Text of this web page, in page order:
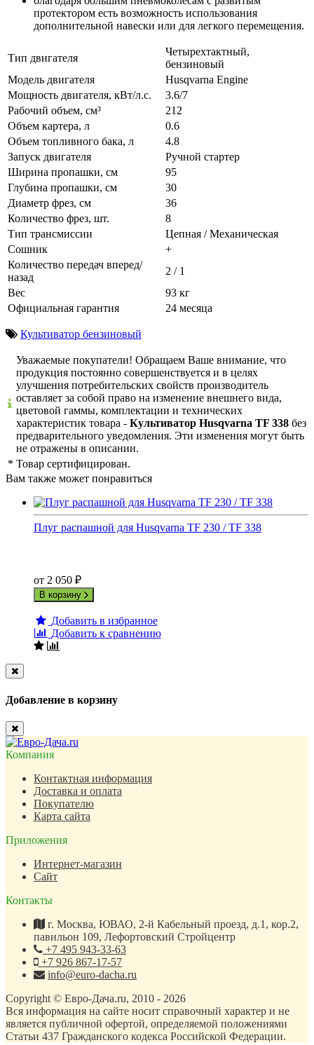
протектором есть возможность использования
дополнительной навески или для легкого перемещения.
Тип двигателя
Четырехтактный,
бензиновый
Модель двигателя
Husqvarna Engine
Мощность двигателя, кВт/л.с.
3.6/7
Рабочий объем, см³
212
Объем картера, л
0.6
Объем топливного бака, л
4.8
Запуск двигателя
Ручной стартер
Ширина пропашки, см
95
Глубина пропашки, см
30
Диаметр фрез, см
36
Количество фрез, шт.
8
Тип трансмиссии
Цепная / Механическая
Сошник
+
Количество передач вперед/
назад
2 / 1
Вес
93 кг
Официальная гарантия
24 месяца
Культиватор бензиновый
Уважаемые покупатели! Обращаем Ваше внимание, что
продукция постоянно совершенствуется и в целях
улучшения потребительских свойств производитель
оставляет за собой право на изменение внешнего вида,
цветовой гаммы, комплектации и технических
характеристик товара - Культиватор Husqvarna TF 338 без
предварительного уведомления. Эти изменения могут быть
не отражены в описании.
* Товар сертифицирован.
Вам также может понравиться
Плуг распашной для Husqvarna TF 230 / TF 338
от 2 050 ₽
В корзину
Добавить в избранное
Добавить к сравнению
Close
Добавление в корзину
Close
Компания
Контактная информация
Доставка и оплата
Покупателю
Карта сайта
Приложения
Интернет-магазин
Сайт
Контакты
г. Москва, ЮВАО, 2-й Кабельный проезд, д.1, кор.2,
павильон 109, Лефортовский Стройцентр
+7 495 943-33-63
+7 926 867-17-57
info@euro-dacha.ru
Copyright © Евро-Дача.ru, 2010 - 2026
Вся информация на сайте носит справочный характер и не
является публичной офертой, определяемой положениями
Статьи 437 Гражданского кодекса Российской Федерации.